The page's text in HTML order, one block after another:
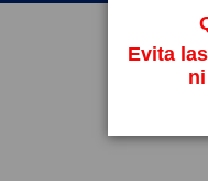
Evita